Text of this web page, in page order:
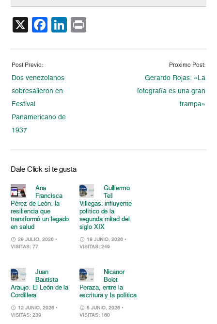
X Facebook
LinkedIn
Post Previo:
Dos venezolanos
sobresalieron en
Festival
Panamericano de
1937
Proximo Post:
Gerardo Rojas: «La
fotografía es una gran
trampa»
Dale Click si te gusta
Ana
Francisca
Pérez de León: la
resiliencia que
transformó un legado
en salud
29 JULIO, 2026 •
VISITAS: 77
Guillermo
Tell
Villegas: influyente
político de la
segunda mitad del
siglo XIX
19 JUNIO, 2026 •
VISITAS: 249
Juan
Bautista
Araujo: El León de la
Cordillera
12 JUNIO, 2026 •
VISITAS: 239
Nicanor
Bolet
Peraza, entre la
escritura y la política
5 JUNIO, 2026 •
VISITAS: 160